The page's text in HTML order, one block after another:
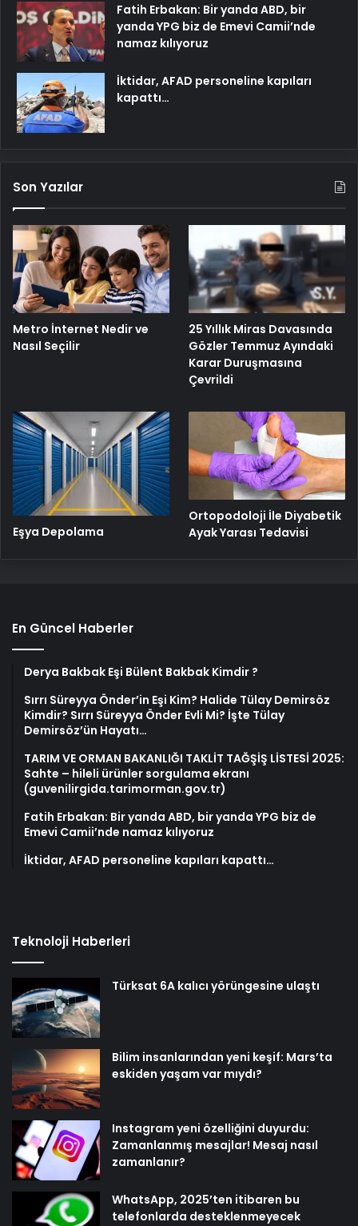
Fatih Erbakan: Bir yanda ABD, bir
yanda YPG biz de Emevi Camii’nde
namaz kılıyoruz
İktidar, AFAD personeline kapıları
kapattı…
Son Yazılar
Metro İnternet Nedir ve
Nasıl Seçilir
25 Yıllık Miras Davasında
Gözler Temmuz Ayındaki
Karar Duruşmasına
Çevrildi
Eşya Depolama
Ortopodoloji İle Diyabetik
Ayak Yarası Tedavisi
En Güncel Haberler
Derya Bakbak Eşi Bülent Bakbak Kimdir ?
Sırrı Süreyya Önder’in Eşi Kim? Halide Tülay Demirsöz
Kimdir? Sırrı Süreyya Önder Evli Mi? İşte Tülay
Demirsöz’ün Hayatı…
TARIM VE ORMAN BAKANLIĞI TAKLİT TAĞŞİŞ LİSTESİ 2025:
Sahte – hileli ürünler sorgulama ekranı
(guvenilirgida.tarimorman.gov.tr)
Fatih Erbakan: Bir yanda ABD, bir yanda YPG biz de
Emevi Camii’nde namaz kılıyoruz
İktidar, AFAD personeline kapıları kapattı…
Teknoloji Haberleri
Türksat 6A kalıcı yörüngesine ulaştı
Bilim insanlarından yeni keşif: Mars’ta
eskiden yaşam var mıydı?
Instagram yeni özelliğini duyurdu:
Zamanlanmış mesajlar! Mesaj nasıl
zamanlanır?
WhatsApp, 2025’ten itibaren bu
telefonlarda desteklenmeyecek